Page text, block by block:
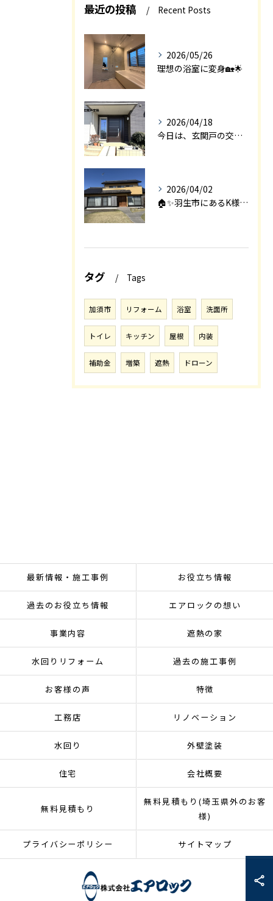
最近の投稿 Recent Posts
2026/05/26
理想の浴室に変身🏡🌟
2026/04/18
今日は、玄関戸の交換工事をご紹介します🚪✨。
2026/04/02
🏠✨羽生市にあるK様邸は、2008年に㈱エアロックで新築され...
タグ Tags
加須市 リフォーム 浴室 洗面所
トイレ キッチン 屋根 内装
補助金 増築 遮熱 ドローン
最新情報・施工事例 お役立ち情報
過去のお役立ち情報 エアロックの想い
事業内容 遮熱の家
水回りリフォーム 過去の施工事例
お客様の声 特徴
工務店 リノベーション
水回り 外壁塗装
住宅 会社概要
無料見積もり
無料見積もり(埼玉県外のお客
様)
プライバシーポリシー サイトマップ